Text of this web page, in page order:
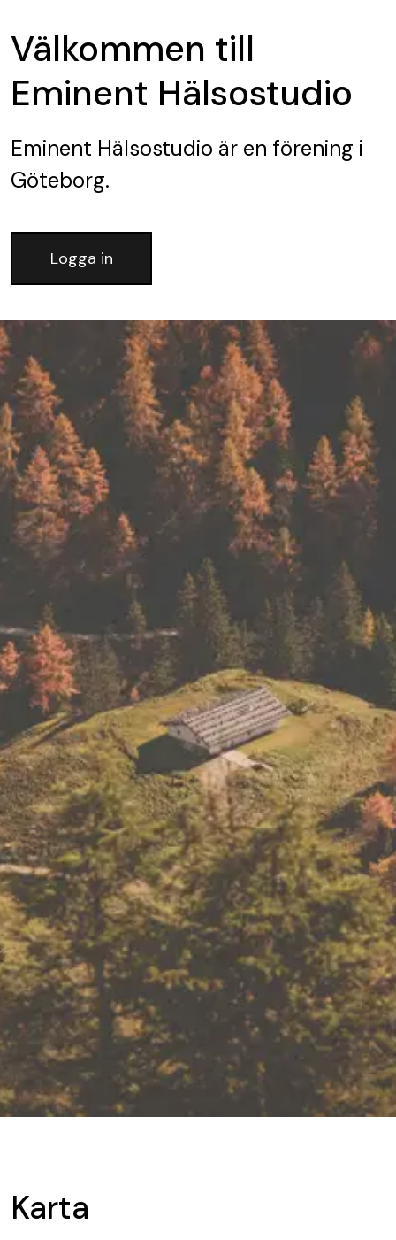
Välkommen till
Eminent Hälsostudio
Eminent Hälsostudio är en förening i
Göteborg.
Logga in
Karta